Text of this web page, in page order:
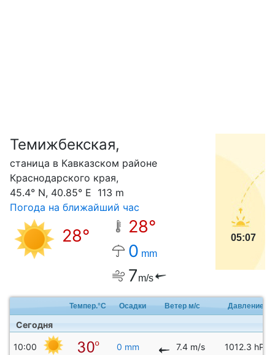
Темижбекская,
станица в Кавказском районе
Краснодарского края,
45.4° N, 40.85° E 113 m
Погода на ближайший час
28°
28°
0 mm
7m/s
05:07
Темпер.°C Осадки Ветер м/с Давление
Сегодня
10:00 0 mm 7.4 m/s 1012.3 hPa